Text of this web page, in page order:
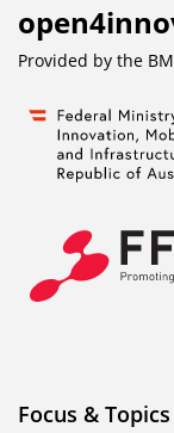
Provided by the
Focus & Topics